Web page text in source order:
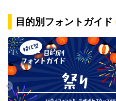
目的別フォントガイド